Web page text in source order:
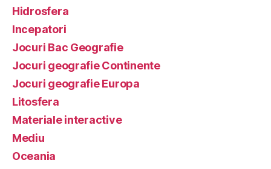
Hidrosfera
Incepatori
Jocuri Bac Geografie
Jocuri geografie Continente
Jocuri geografie Europa
Litosfera
Materiale interactive
Mediu
Oceania